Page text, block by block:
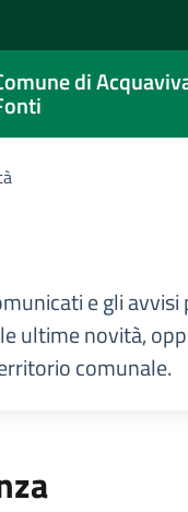
di
e gli
ultime novità,
comunale.